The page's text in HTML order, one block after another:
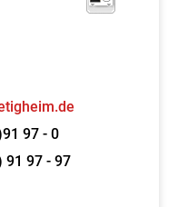
97 - 0
91 97 - 97